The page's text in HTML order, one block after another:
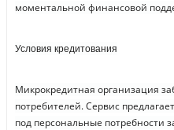
моментальной финансовой
Условия кредитования
Микрокредитная организация
потребителей. Сервис
под персональные потребности